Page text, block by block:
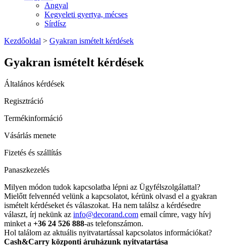
Angyal
Kegyeleti gyertya, mécses
Sírdísz
Kezdőoldal > Gyakran ismételt kérdések
Gyakran ismételt kérdések
Általános kérdések
Regisztráció
Termékinformáció
Vásárlás menete
Fizetés és szállítás
Panaszkezelés
Milyen módon tudok kapcsolatba lépni az Ügyfélszolgálattal?
Mielőtt felvennéd velünk a kapcsolatot, kérünk olvasd el a gyakran
ismételt kérdéseket és válaszokat. Ha nem találsz a kérdésedre
választ, írj nekünk az info@decorand.com email címre, vagy hívj
minket a +36 24 526 888-as telefonszámon.
Hol találom az aktuális nyitvatartással kapcsolatos információkat?
Cash&Carry központi áruházunk nyitvatartása